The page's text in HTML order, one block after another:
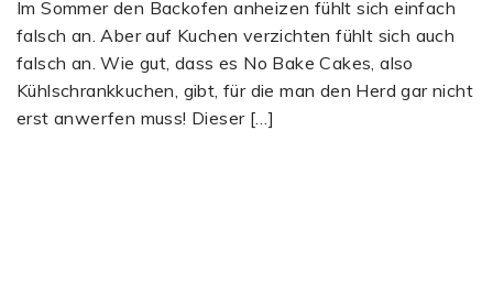
Im Sommer den Backofen anheizen fühlt sich einfach
falsch an. Aber auf Kuchen verzichten fühlt sich auch
falsch an. Wie gut, dass es No Bake Cakes, also
Kühlschrankkuchen, gibt, für die man den Herd gar nicht
erst anwerfen muss! Dieser […]